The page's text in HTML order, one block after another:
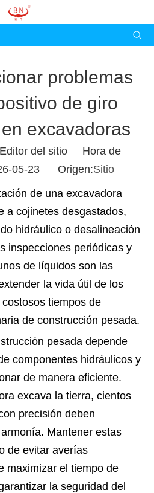
problemas
de giro
excavadoras
del sitio Hora de
05-23 Origen:Sitio
de una excavadora
a cojinetes desgastados,
hidráulico o desalineación
inspecciones periódicas y
de líquidos son las
la vida útil de los
tiempos de
de construcción pesada.
pesada depende
componentes hidráulicos y
de manera eficiente.
excava la tierra, cientos
precisión deben
Mantener estas
de evitar averías
maximizar el tiempo de
la seguridad del